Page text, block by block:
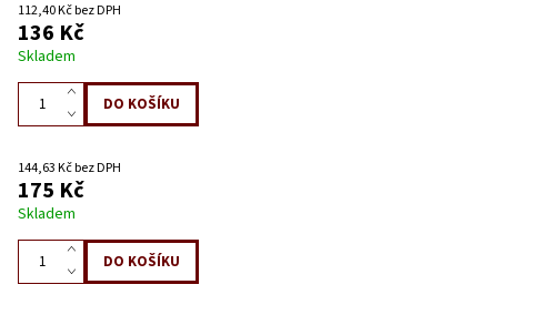
112,40 Kč bez DPH
136 Kč
Skladem
144,63 Kč bez DPH
175 Kč
Skladem